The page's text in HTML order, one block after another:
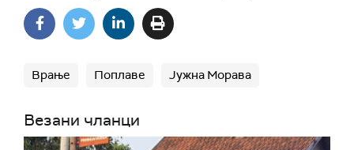
Врање Поплаве Јужна Морава
Везани чланци